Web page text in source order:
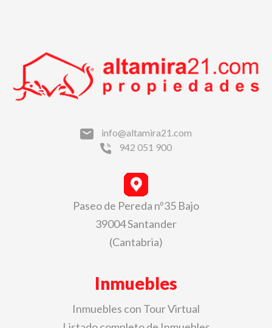
info@altamira21.com
942 051 900
Paseo de Pereda nº35 Bajo
39004 Santander
(Cantabria)
Inmuebles
Inmuebles con Tour Virtual